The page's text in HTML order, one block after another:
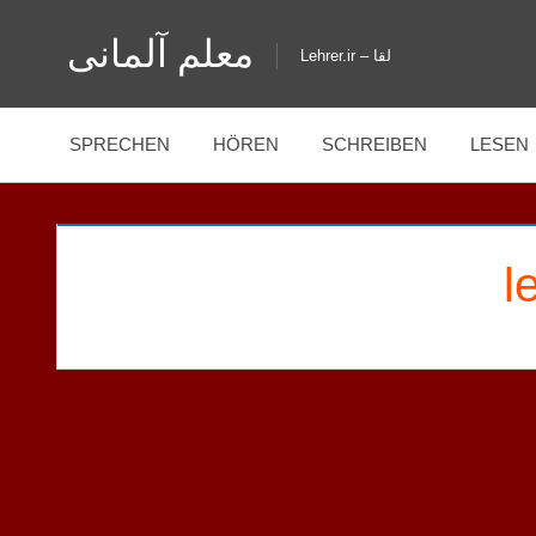
معلم آلمانی Lehrer.ir – لقا
SPRECHEN HÖREN SCHREIBEN LESEN